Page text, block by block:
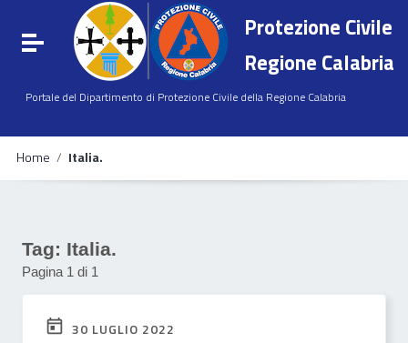
Vai ai contenuti
Vai al menu di navigazione
Vai al footer
Attiva / disattiva la navigazione
Protezione Civile
Regione Calabria
Portale del Dipartimento di Protezione Civile della Regione Calabria
Home / Italia.
Tag: Italia.
Pagina 1 di 1
30 LUGLIO 2022